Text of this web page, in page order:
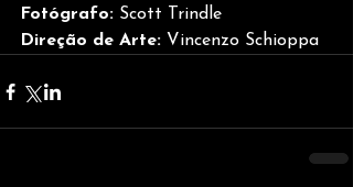
Fotógrafo: Scott Trindle
Direção de Arte: Vincenzo Schioppa